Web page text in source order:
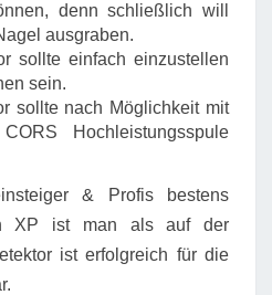
denn schließlich will
ausgraben.
sollte einfach einzustellen
sein.
sollte nach Möglichkeit mit
Hochleistungsspule
& Profis bestens
XP ist man als auf der
ist erfolgreich für die